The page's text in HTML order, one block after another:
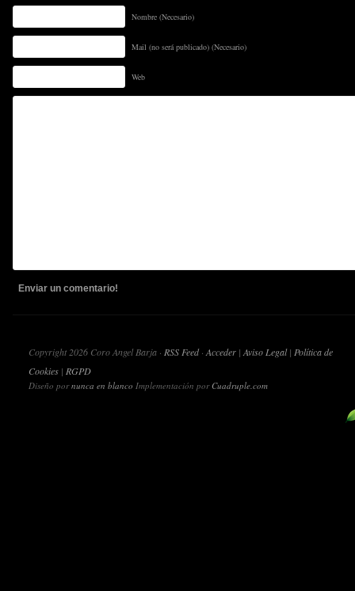
Nombre (Necesario)
Mail (no será publicado) (Necesario)
Web
Copyright 2026 Coro Angel Barja · RSS Feed· Acceder | Aviso Legal| Política de
Cookies | RGPD
Diseño pornunca en blanco Implementación porCuadruple.com